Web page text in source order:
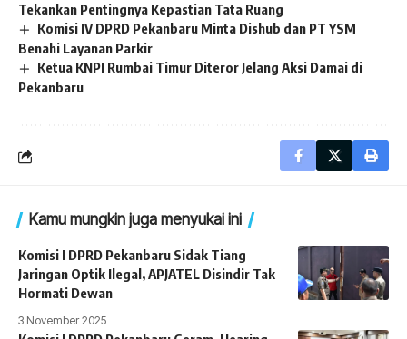
Tekankan Pentingnya Kepastian Tata Ruang
Komisi IV DPRD Pekanbaru Minta Dishub dan PT YSM
Benahi Layanan Parkir
Ketua KNPI Rumbai Timur Diteror Jelang Aksi Damai di
Pekanbaru
Kamu mungkin juga menyukai ini
Komisi I DPRD Pekanbaru Sidak Tiang
Jaringan Optik Ilegal, APJATEL Disindir Tak
Hormati Dewan
3 November 2025